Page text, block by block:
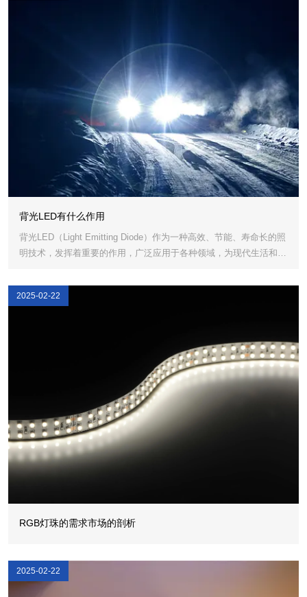
背光LED有什么作用
背光LED（Light Emitting Diode）作为一种高效、节能、寿命长的照
明技术，发挥着重要的作用，广泛应用于各种领域，为现代生活和科
2025-02-22
RGB灯珠的需求市场的剖析
2025-02-22